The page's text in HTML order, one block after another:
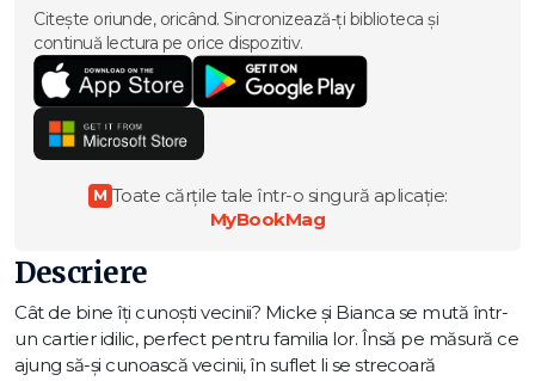
Citește oriunde, oricând. Sincronizează-ți biblioteca și
continuă lectura pe orice dispozitiv.
M Toate cărțile tale într-o singură aplicație:
MyBookMag
Descriere
Cât de bine îți cunoști vecinii? Micke și Bianca se mută într-
un cartier idilic, perfect pentru familia lor. Însă pe măsură ce
ajung să-și cunoască vecinii, în suflet li se strecoară